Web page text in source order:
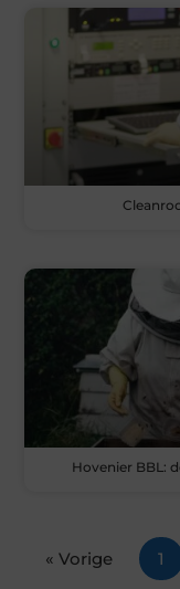
Hovenier BBL:
« Vorige 1